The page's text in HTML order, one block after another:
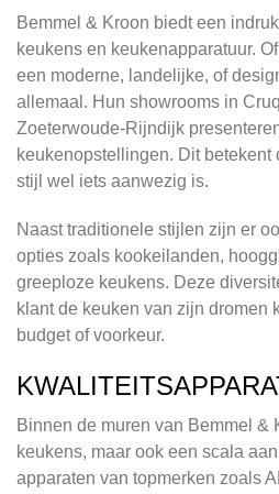
Bemmel & Kroon biedt een
keukens en keukenapparatuur.
een moderne, landelijke, of
allemaal. Hun showrooms in
Zoeterwoude-Rijndijk
keukenopstellingen. Dit betekent
stijl wel iets aanwezig is.
Naast traditionele stijlen zijn er
opties zoals kookeilanden,
greeploze keukens. Deze
klant de keuken van zijn dromen
budget of voorkeur.
Binnen de muren van Bemmel &
keukens, maar ook een scala
apparaten van topmerken zoals